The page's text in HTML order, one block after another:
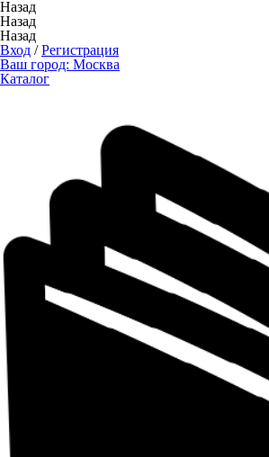
Назад
Назад
Назад
Вход /Регистрация
Ваш город: Москва
Каталог